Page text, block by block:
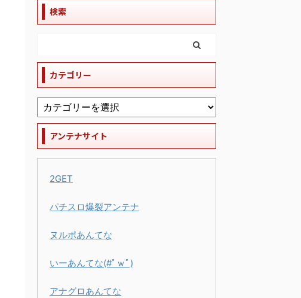
検索
カテゴリー
アンテナサイト
2GET
パチスロ爆裂アンテナ
ヌルポあんてな
いーあんてな(#ﾟｗﾟ)
アナグロあんてな